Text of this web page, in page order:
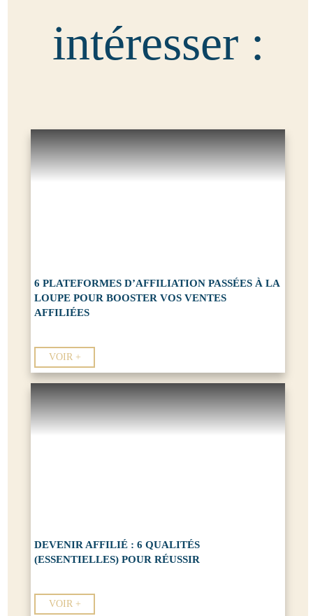
intéresser :
6 PLATEFORMES D’AFFILIATION PASSÉES À LA
LOUPE POUR BOOSTER VOS VENTES
AFFILIÉES
VOIR +
DEVENIR AFFILIÉ : 6 QUALITÉS
(ESSENTIELLES) POUR RÉUSSIR
VOIR +